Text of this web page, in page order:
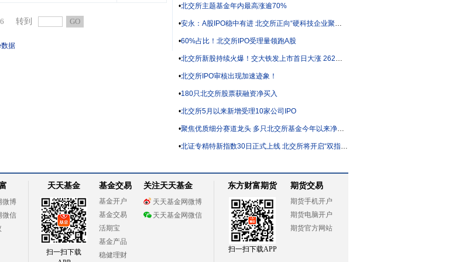
转到 GO
据
•北交所主题基金年内最高涨逾70%
•安永：A股IPO稳中有进 北交所正向“硬科技企业聚集地”加速转型
•60%占比！北交所IPO受理量领跑A股
•北交所新股持续火爆！交大铁发上市首日大涨 262%！
•北交所IPO审核出现加速迹象！
•180只北交所股票获融资净买入
•北交所5月以来新增受理10家公司IPO
•聚焦优质细分赛道龙头 多只北交所基金今年以来净值涨逾40%
•北证专精特新指数30日正式上线 北交所将开启“双指数”时代
微博
微信
天天基金
扫一扫下载
基金交易
基金开户
基金交易
活期宝
基金产品
稳健理财
关注天天基金
天天基金网微博
天天基金网微信
东方财富期货
扫一扫下载APP
期货交易
期货手机开户
期货电脑开户
期货官方网站